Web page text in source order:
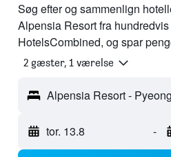
Søg efter og sammenlign
Alpensia Resort fra
HotelsCombined, og spar
2 gæster, 1 værelse
Alpensia Resort -
tor. 13.8 -